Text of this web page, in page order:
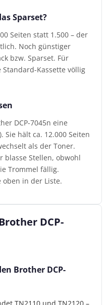
Sparset?
Seiten statt 1.500 – der
Noch günstiger
bzw. Sparset. Für
Kassette völlig
DCP-7045n eine
Sie hält ca. 12.000 Seiten
als der Toner.
blasse Stellen, obwohl
Trommel fällig.
oben in der Liste.
DCP-
Brother DCP-